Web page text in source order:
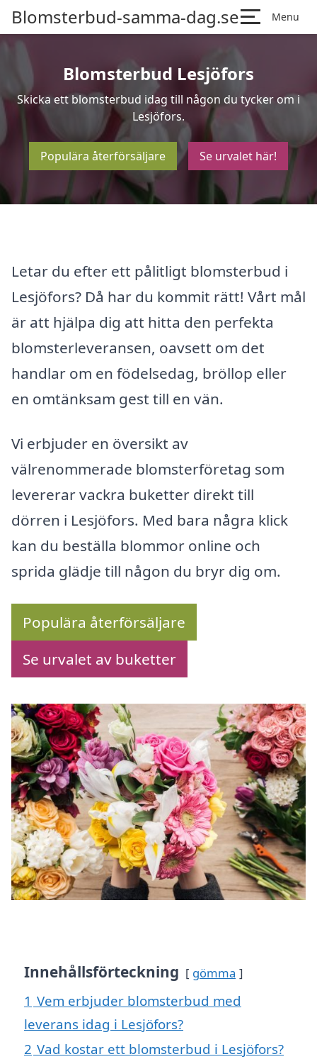
Blomsterbud-samma-dag.se Menu
Blomsterbud Lesjöfors
Skicka ett blomsterbud idag till någon du tycker om i
Lesjöfors.
Populära återförsäljare Se urvalet här!
Letar du efter ett pålitligt blomsterbud i
Lesjöfors? Då har du kommit rätt! Vårt mål
är att hjälpa dig att hitta den perfekta
blomsterleveransen, oavsett om det
handlar om en födelsedag, bröllop eller
en omtänksam gest till en vän.
Vi erbjuder en översikt av
välrenommerade blomsterföretag som
levererar vackra buketter direkt till
dörren i Lesjöfors. Med bara några klick
kan du beställa blommor online och
sprida glädje till någon du bryr dig om.
Populära återförsäljare
Se urvalet av buketter
Innehållsförteckning gömma
1 Vem erbjuder blomsterbud med
leverans idag i Lesjöfors?
2 Vad kostar ett blomsterbud i Lesjöfors?